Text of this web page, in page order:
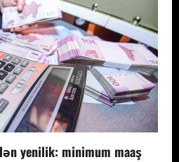
yenilik: minimum maaş